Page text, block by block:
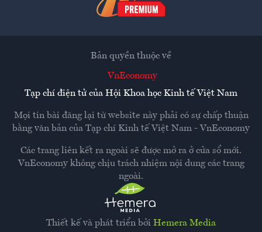
Thiết kế và phát triển bởi Hemera Media
Bản quyền thuộc về
VnEconomy
Tạp chí điện tử của Hội Khoa học Kinh tế Việt Nam
Mọi tin bài đăng lại từ website này phải có sự chấp thuận
bằng văn bản của Tạp chí Kinh tế Việt Nam - VnEconomy
Các trang liên kết ra ngoài sẽ được mở ra ở cửa sổ mới.
VnEconomy không chịu trách nhiệm nội dung các trang
ngoài.